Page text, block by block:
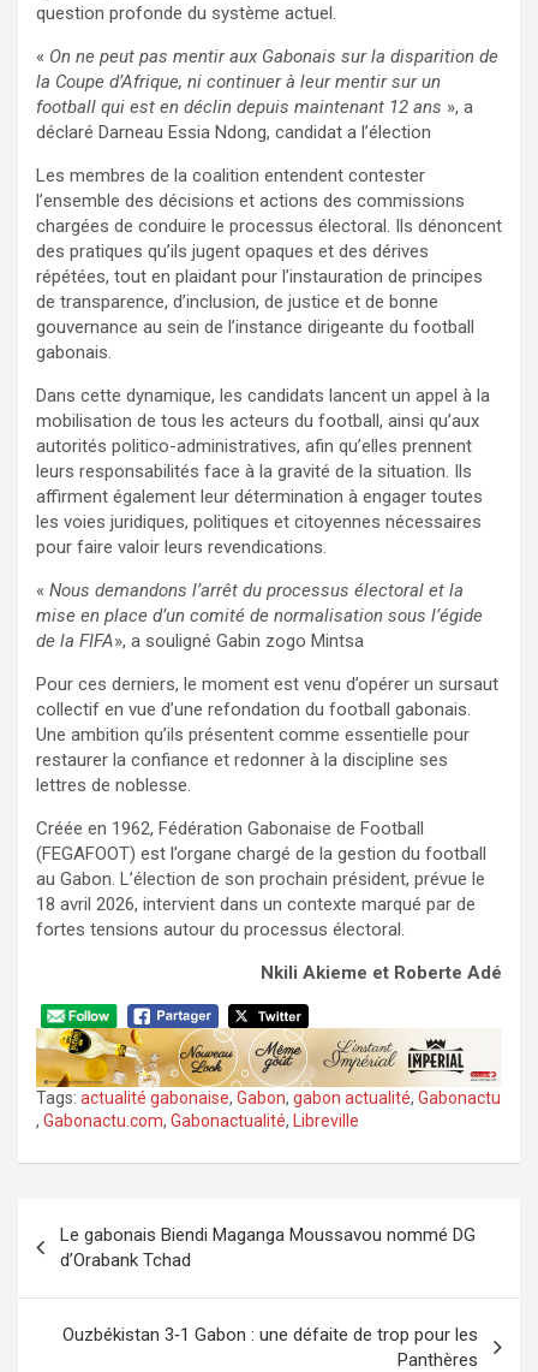
question profonde du système actuel.
« On ne peut pas mentir aux Gabonais sur la disparition de
la Coupe d’Afrique, ni continuer à leur mentir sur un
football qui est en déclin depuis maintenant 12 ans », a
déclaré Darneau Essia Ndong, candidat a l’élection
Les membres de la coalition entendent contester
l’ensemble des décisions et actions des commissions
chargées de conduire le processus électoral. Ils dénoncent
des pratiques qu’ils jugent opaques et des dérives
répétées, tout en plaidant pour l’instauration de principes
de transparence, d’inclusion, de justice et de bonne
gouvernance au sein de l’instance dirigeante du football
gabonais.
Dans cette dynamique, les candidats lancent un appel à la
mobilisation de tous les acteurs du football, ainsi qu’aux
autorités politico-administratives, afin qu’elles prennent
leurs responsabilités face à la gravité de la situation. Ils
affirment également leur détermination à engager toutes
les voies juridiques, politiques et citoyennes nécessaires
pour faire valoir leurs revendications.
« Nous demandons l’arrêt du processus électoral et la
mise en place d’un comité de normalisation sous l’égide
de la FIFA», a souligné Gabin zogo Mintsa
Pour ces derniers, le moment est venu d’opérer un sursaut
collectif en vue d’une refondation du football gabonais.
Une ambition qu’ils présentent comme essentielle pour
restaurer la confiance et redonner à la discipline ses
lettres de noblesse.
Créée en 1962, Fédération Gabonaise de Football
(FEGAFOOT) est l’organe chargé de la gestion du football
au Gabon. L’élection de son prochain président, prévue le
18 avril 2026, intervient dans un contexte marqué par de
fortes tensions autour du processus électoral.
Nkili Akieme et Roberte Adé
Tags: actualité gabonaise, Gabon, gabon actualité, Gabonactu
, Gabonactu.com, Gabonactualité, Libreville
de
l’article
Le gabonais Biendi Maganga Moussavou nommé DG
d’Orabank Tchad
Ouzbékistan 3‑1 Gabon : une défaite de trop pour les
Panthères